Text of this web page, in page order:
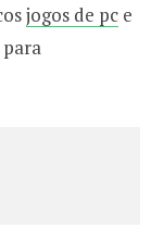
jogos de pc e
para